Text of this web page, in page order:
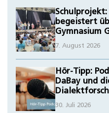
begeistert
Gymnasium
7. August 2026
Hör-Tipp:
DaBay und
30. Juli 2026